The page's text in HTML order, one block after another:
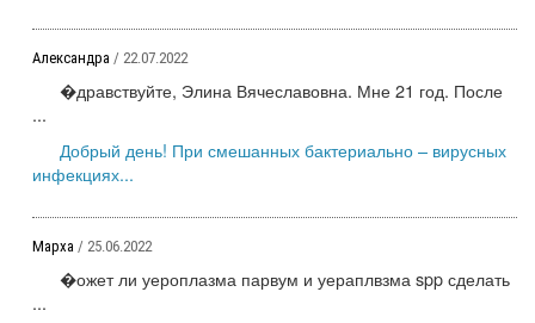
Александра / 22.07.2022
�дравствуйте, Элина Вячеславовна. Мне 21 год. После
...
Добрый день! При смешанных бактериально – вирусных
инфекциях...
Марха / 25.06.2022
�ожет ли уероплазма парвум и уераплвзма spp сделать
...